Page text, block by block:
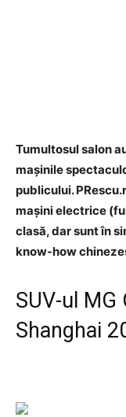
Tumultosul salon
mașinile
publicului.
mașini electrice
clasă, dar sunt în
know-how
SUV-ul MG
Shanghai